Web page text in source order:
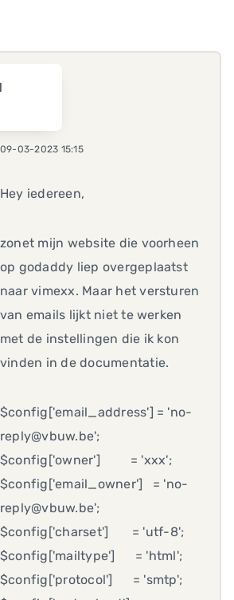
09-03-2023 15:15
Hey iedereen,
zonet mijn website die voorheen
op godaddy liep overgeplaatst
naar vimexx. Maar het versturen
van emails lijkt niet te werken
met de instellingen die ik kon
vinden in de documentatie.
$config['email_address'] = 'no-
reply@vbuw.be';
$config['owner'] = 'xxx';
$config['email_owner'] = 'no-
reply@vbuw.be';
$config['charset'] = 'utf-8';
$config['mailtype'] = 'html';
$config['protocol'] = 'smtp';